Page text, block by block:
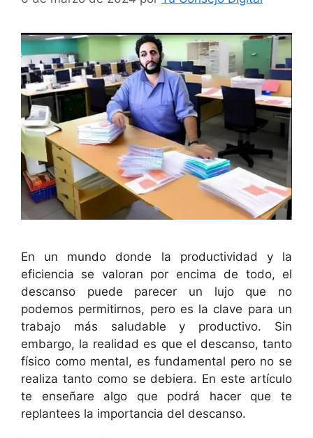
En un mundo donde la productividad y la
eficiencia se valoran por encima de todo, el
descanso puede parecer un lujo que no
podemos permitirnos, pero es la clave para un
trabajo más saludable y productivo. Sin
embargo, la realidad es que el descanso, tanto
físico como mental, es fundamental pero no se
realiza tanto como se debiera. En este artículo
te enseñare algo que podrá hacer que te
replantees la importancia del descanso.